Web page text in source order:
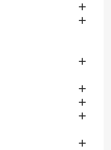






